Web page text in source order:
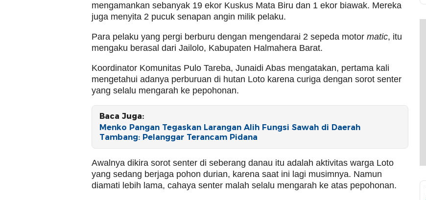
mengamankan sebanyak 19 ekor Kuskus Mata Biru dan 1 ekor biawak. Mereka
juga menyita 2 pucuk senapan angin milik pelaku.
Para pelaku yang pergi berburu dengan mengendarai 2 sepeda motor matic, itu
mengaku berasal dari Jailolo, Kabupaten Halmahera Barat.
Koordinator Komunitas Pulo Tareba, Junaidi Abas mengatakan, pertama kali
mengetahui adanya perburuan di hutan Loto karena curiga dengan sorot senter
yang selalu mengarah ke pepohonan.
Baca Juga:
Menko Pangan Tegaskan Larangan Alih Fungsi Sawah di Daerah
Tambang: Pelanggar Terancam Pidana
Awalnya dikira sorot senter di seberang danau itu adalah aktivitas warga Loto
yang sedang berjaga pohon durian, karena saat ini lagi musimnya. Namun
diamati lebih lama, cahaya senter malah selalu mengarah ke atas pepohonan.